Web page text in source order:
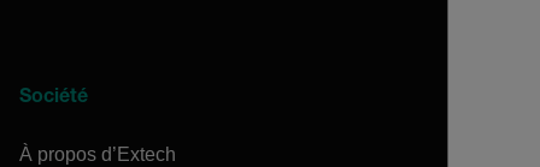
Société
À propos d’Extech